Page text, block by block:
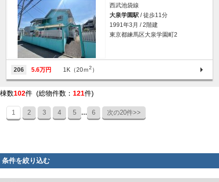
西武池袋線
大泉学園駅 / 徒歩11分
1991年3月 / 2階建
東京都練馬区大泉学園町2
206 5.6万円 1K（20ｍ2 ）
棟数102件 (総物件数： 121件)
1 2 3 4 5 ... 6 次の20件>>
条件を絞り込む